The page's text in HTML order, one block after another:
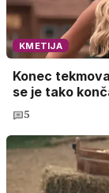
KMETIJA
Konec
se je tako
5